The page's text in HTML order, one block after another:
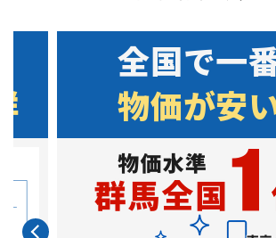
全国で一
物価が安